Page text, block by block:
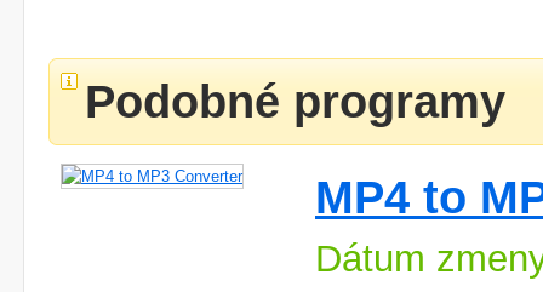
Podobné programy
MP4 to
Dátum